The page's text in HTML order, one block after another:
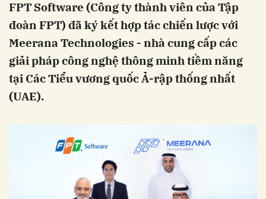
đoàn FPT) đã ký kết hợp tác chiến lược với
Meerana Technologies - nhà cung cấp các
giải pháp công nghệ thông minh tiềm năng
tại ‏‏Các Tiểu vương quốc Ả-rập thống nhất
(UAE‏‏).
Hủy Gửi